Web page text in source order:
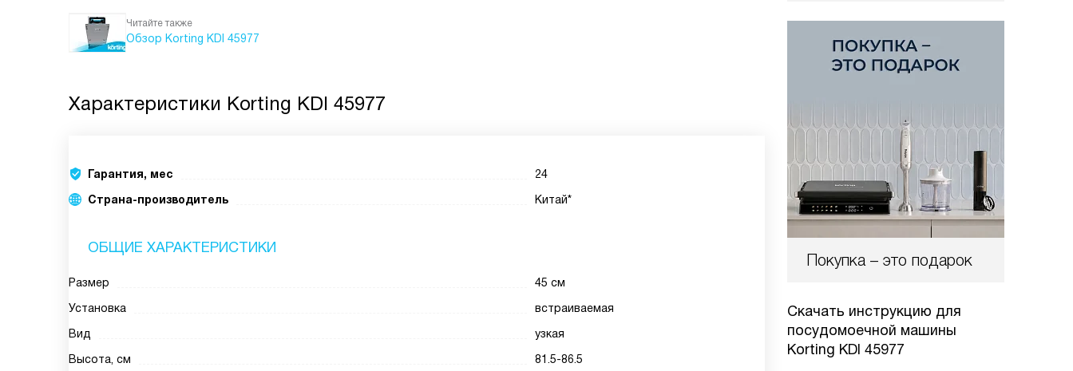
Покупка – это подарок
Скачать инструкцию для
посудомоечной машины
Korting KDI 45977
Читайте также
Обзор Korting KDI 45977
Характеристики Korting KDI 45977
Гарантия, мес
24
Страна-производитель
Китай*
ОБЩИЕ ХАРАКТЕРИСТИКИ
Размер
45 см
Установка
встраиваемая
Вид
узкая
Высота, см
81.5-86.5